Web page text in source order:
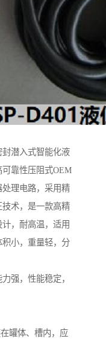
潜入式智能化液
靠性压阻式OEM
理电路，采用精
术，是一款高精
，耐高温，适用
小，重量轻，分
强，性能稳定，
罐体、槽内，应